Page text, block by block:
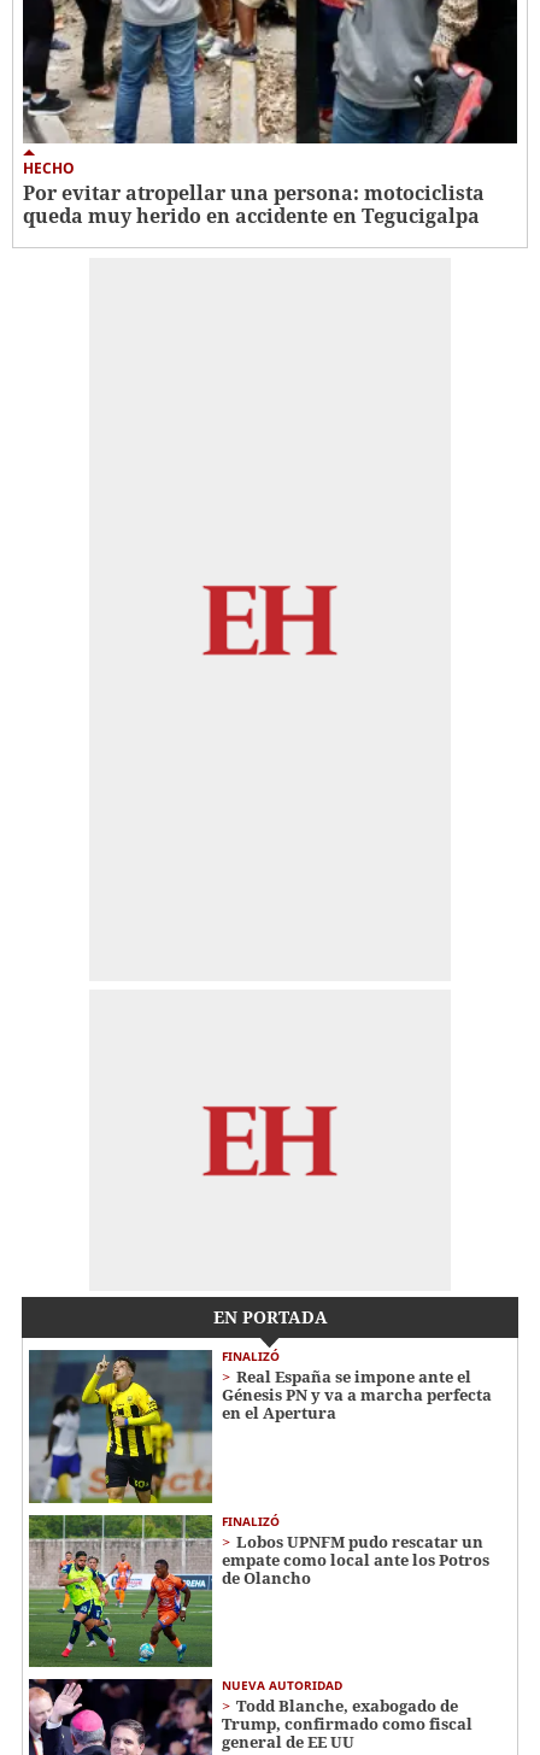
HECHO
Por evitar atropellar una persona: motociclista
queda muy herido en accidente en Tegucigalpa
EN PORTADA
FINALIZÓ
Real España se impone ante el
Génesis PN y va a marcha perfecta
en el Apertura
FINALIZÓ
Lobos UPNFM pudo rescatar un
empate como local ante los Potros
de Olancho
NUEVA AUTORIDAD
Todd Blanche, exabogado de
Trump, confirmado como fiscal
general de EE UU